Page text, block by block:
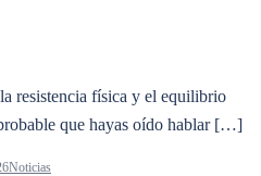
resistencia física y el equilibrio
que hayas oído hablar […]
Noticias